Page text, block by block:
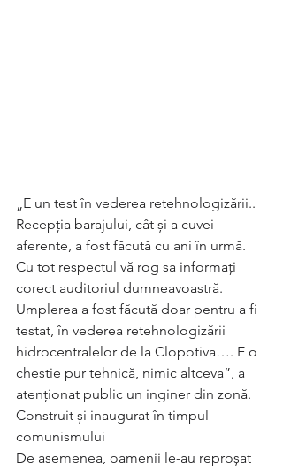
„E un test în vederea retehnologizării..
Recepția barajului, cât și a cuvei
aferente, a fost făcută cu ani în urmă.
Cu tot respectul vă rog sa informați
corect auditoriul dumneavoastră.
Umplerea a fost făcută doar pentru a fi
testat, în vederea retehnologizării
hidrocentralelor de la Clopotiva…. E o
chestie pur tehnică, nimic altceva”, a
atenționat public un inginer din zonă.
Construit și inaugurat în timpul
comunismului
De asemenea, oamenii le-au reproșat